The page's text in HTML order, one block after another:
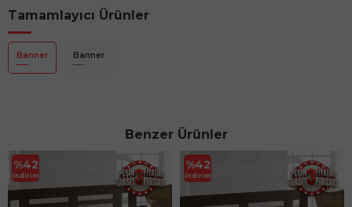
Tamamlayıcı Ürünler
Banner Banner
Benzer Ürünler
%42
İndirim
%42
İndirim